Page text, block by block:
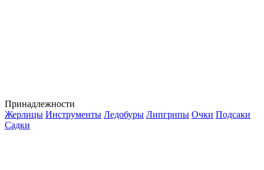
Принадлежности
Жерлицы Инструменты Ледобуры Липгрипы Очки Подсаки
Садки